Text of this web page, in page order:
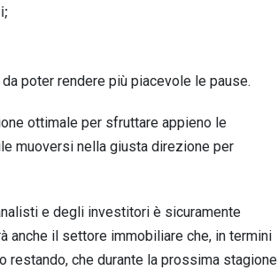
poter rendere più piacevole le pause.
ottimale per sfruttare appieno le
muoversi nella giusta direzione per
e degli investitori è sicuramente
anche il settore immobiliare che, in termini
restando, che durante la prossima stagione